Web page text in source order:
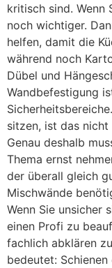
kritisch sind. Wenn
noch wichtiger.
helfen, damit die
während noch
Dübel und
Wandbefestigung
sitzen, ist das
Genau deshalb
Thema ernst
der überall gleich
Mischwände
Wenn Sie unsicher
einen Profi zu
fachlich abklären
bedeutet: